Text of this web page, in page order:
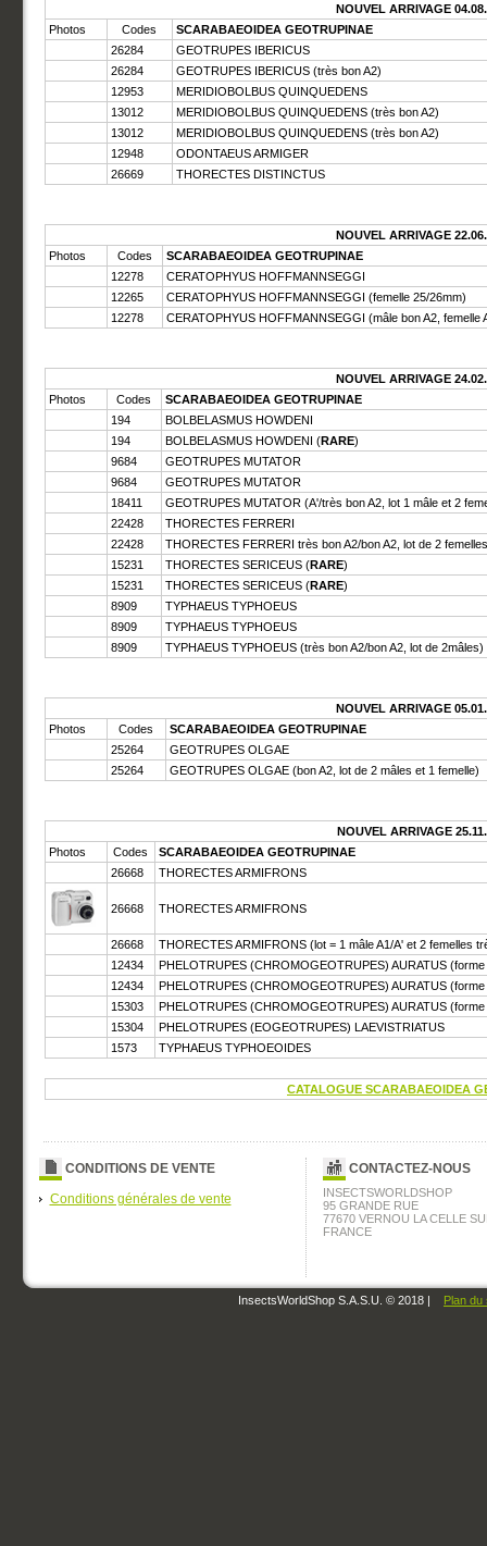
NOUVEL ARRIVAGE
Photos
Codes
SCARABAEOIDEA GEOTRUPINAE
26284
GEOTRUPES IBERICUS
26284
GEOTRUPES IBERICUS (très bon A2)
12953
MERIDIOBOLBUS QUINQUEDENS
13012
MERIDIOBOLBUS QUINQUEDENS (très bon A2)
13012
MERIDIOBOLBUS QUINQUEDENS (très bon A2)
12948
ODONTAEUS ARMIGER
26669
THORECTES DISTINCTUS
NOUVEL ARRIVAGE
Photos
Codes
SCARABAEOIDEA GEOTRUPINAE
12278
CERATOPHYUS HOFFMANNSEGGI
12265
CERATOPHYUS HOFFMANNSEGGI (femelle 25/26mm)
12278
CERATOPHYUS HOFFMANNSEGGI (mâle bon A2, femelle
NOUVEL ARRIVAGE
Photos
Codes
SCARABAEOIDEA GEOTRUPINAE
194
BOLBELASMUS HOWDENI
194
BOLBELASMUS HOWDENI (RARE)
9684
GEOTRUPES MUTATOR
9684
GEOTRUPES MUTATOR
18411
GEOTRUPES MUTATOR (A'/très bon A2, lot 1 mâle et 2
22428
THORECTES FERRERI
22428
THORECTES FERRERI très bon A2/bon A2, lot de 2
15231
THORECTES SERICEUS (RARE)
15231
THORECTES SERICEUS (RARE)
8909
TYPHAEUS TYPHOEUS
8909
TYPHAEUS TYPHOEUS
8909
TYPHAEUS TYPHOEUS (très bon A2/bon A2, lot de 2mâles)
NOUVEL ARRIVAGE
Photos
Codes
SCARABAEOIDEA GEOTRUPINAE
25264
GEOTRUPES OLGAE
25264
GEOTRUPES OLGAE (bon A2, lot de 2 mâles et 1 femelle)
NOUVEL ARRIVAGE
Photos
Codes
SCARABAEOIDEA GEOTRUPINAE
26668
THORECTES ARMIFRONS
26668 THORECTES ARMIFRONS
26668
THORECTES ARMIFRONS (lot = 1 mâle A1/A' et 2 femelles
12434
PHELOTRUPES (CHROMOGEOTRUPES) AURATUS
12434
PHELOTRUPES (CHROMOGEOTRUPES) AURATUS
15303
PHELOTRUPES (CHROMOGEOTRUPES) AURATUS
15304
PHELOTRUPES (EOGEOTRUPES) LAEVISTRIATUS
1573
TYPHAEUS TYPHOEOIDES
CATALOGUE SCARABAEOIDEA
CONDITIONS DE VENTE
Conditions générales de vente
CONTACTEZ-NOUS
INSECTSWORLDSHOP
95 GRANDE RUE
77670 VERNOU LA CELLE
FRANCE
InsectsWorldShop S.A.S.U. © 2018 | Plan du